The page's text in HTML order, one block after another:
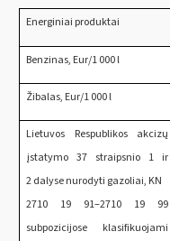
Energiniai produktai
Benzinas, Eur/1 000 l
Žibalas, Eur/1 000 l
Lietuvos Respublikos akcizų
įstatymo 37 straipsnio 1 ir
2 dalyse nurodyti gazoliai, KN
2710 19 91‒2710 19 99
subpozicijose klasifikuojami